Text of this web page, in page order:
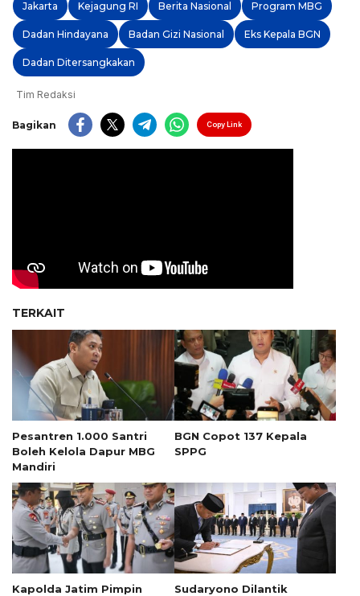
Jakarta Kejagung RI Berita Nasional Program MBG
Dadan Hindayana Badan Gizi Nasional Eks Kepala BGN
Dadan Ditersangkakan
Tim Redaksi
Bagikan Copy Link
TERKAIT
Pesantren 1.000 Santri
Boleh Kelola Dapur MBG
Mandiri
BGN Copot 137 Kepala
SPPG
Kapolda Jatim Pimpin
Sudaryono Dilantik